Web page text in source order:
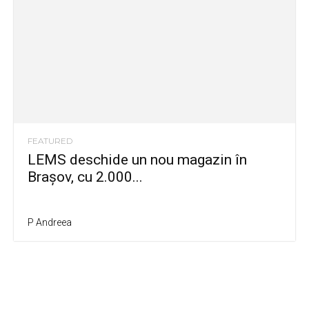
FEATURED
LEMS deschide un nou magazin în
Brașov, cu 2.000...
P Andreea